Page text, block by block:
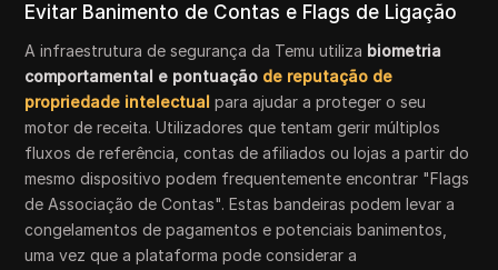
Evitar Banimento de Contas e Flags de Ligação
A infraestrutura de segurança da Temu utiliza biometria
comportamental e pontuação de reputação de
propriedade intelectual para ajudar a proteger o seu
motor de receita. Utilizadores que tentam gerir múltiplos
fluxos de referência, contas de afiliados ou lojas a partir do
mesmo dispositivo podem frequentemente encontrar "Flags
de Associação de Contas". Estas bandeiras podem levar a
congelamentos de pagamentos e potenciais banimentos,
uma vez que a plataforma pode considerar a